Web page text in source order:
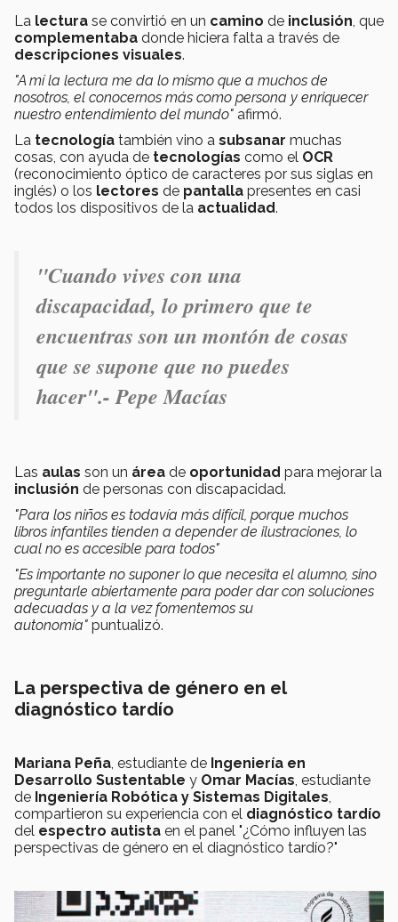
La lectura se convirtió en un camino de inclusión , que
complementaba donde hiciera falta a través de
descripciones visuales.
"A mí la lectura me da lo mismo que a muchos de
nosotros, el conocernos más como persona y enriquecer
nuestro entendimiento del mundo" afirmó.
La tecnología también vino a subsanar muchas
cosas, con ayuda de tecnologías como el OCR
(reconocimiento óptico de caracteres por sus siglas en
inglés) o los lectores de pantalla presentes en casi
todos los dispositivos de la actualidad.
"Cuando vives con una
discapacidad, lo primero que te
encuentras son un montón de cosas
que se supone que no puedes
hacer".- Pepe Macías
Las aulas son un área de oportunidad para mejorar la
inclusión de personas con discapacidad.
"Para los niños es todavía más difícil, porque muchos
libros infantiles tienden a depender de ilustraciones, lo
cual no es accesible para todos"
"Es importante no suponer lo que necesita el alumno, sino
preguntarle abiertamente para poder dar con soluciones
adecuadas y a la vez fomentemos su
autonomía" puntualizó.
La perspectiva de género en el
diagnóstico tardío
Mariana Peña , estudiante de Ingeniería en
Desarrollo Sustentable y Omar Macías , estudiante
de Ingeniería Robótica y Sistemas Digitales
compartieron su experiencia con el diagnóstico tardío
del espectro autista en el panel "¿Cómo influyen las
perspectivas de género en el diagnóstico tardío?"